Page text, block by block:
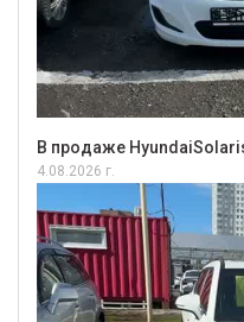
В продаже
4.08.2026 г.